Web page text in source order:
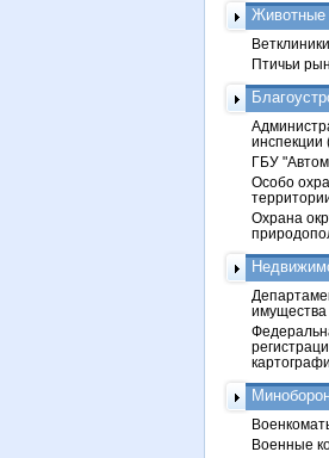
Животные
Птичьи
инспекции
ГБУ
Особо
Охрана
Военные